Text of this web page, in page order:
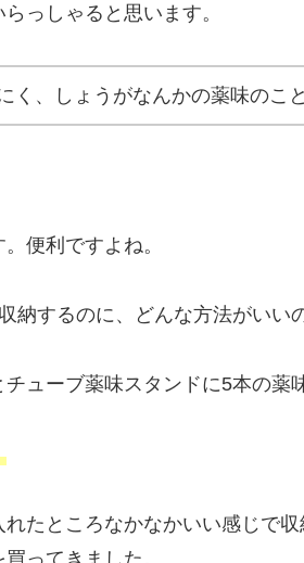
っしゃると思います。
く、しょうがなんかの薬味のこ
便利ですよね。
納するのに、どんな方法がいい
ューブ薬味スタンドに5本の薬
たところなかなかいい感じで